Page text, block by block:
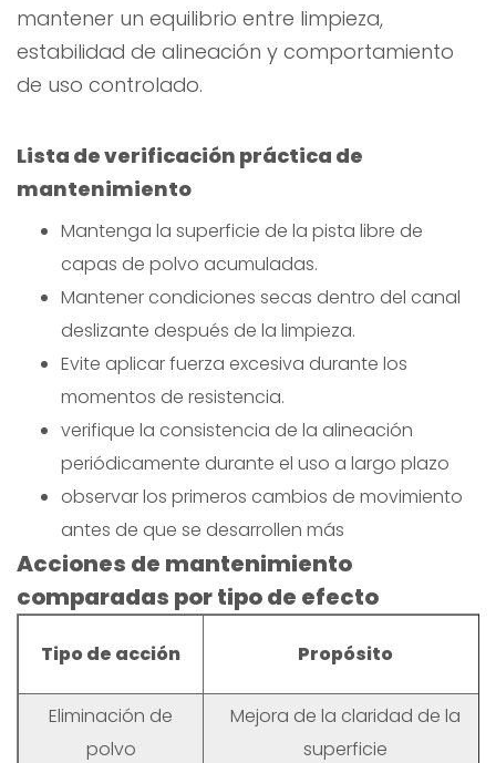
mantener un equilibrio entre limpieza,
estabilidad de alineación y comportamiento
de uso controlado.
Lista de verificación práctica de
mantenimiento
Mantenga la superficie de la pista libre de
capas de polvo acumuladas.
Mantener condiciones secas dentro del canal
deslizante después de la limpieza.
Evite aplicar fuerza excesiva durante los
momentos de resistencia.
verifique la consistencia de la alineación
periódicamente durante el uso a largo plazo
observar los primeros cambios de movimiento
antes de que se desarrollen más
Acciones de mantenimiento
comparadas por tipo de efecto
Tipo de acción Propósito
Eliminación de
polvo
Mejora de la claridad de la
superficie